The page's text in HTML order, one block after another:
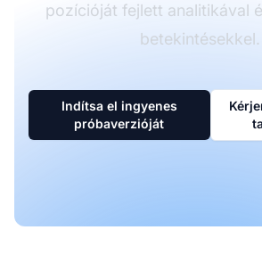
pozícióját fejlett analitikával
betekintésekkel.
Indítsa el ingyenes
próbaverzióját